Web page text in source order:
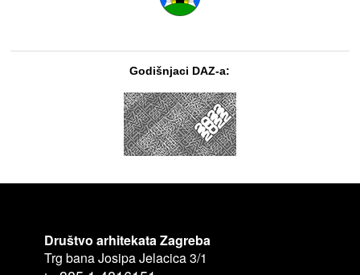
Godišnjaci DAZ-a:
Društvo arhitekata Zagreba
Trg bana Josipa Jelacica 3/1